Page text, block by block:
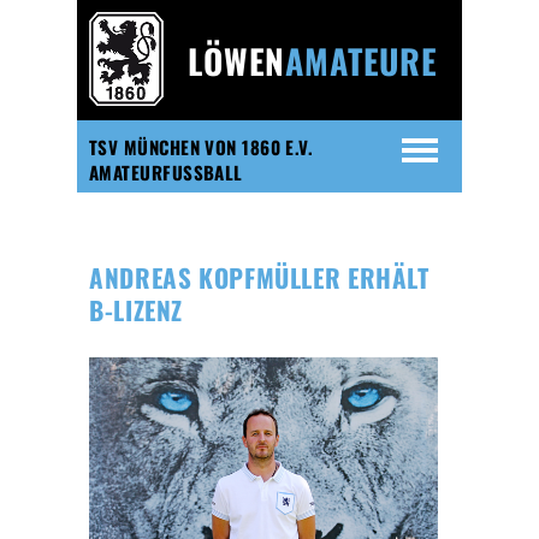
TSV MÜNCHEN VON 1860 E.V.
AMATEURFUSSBALL
LÖWENAMATEURE
ANDREAS KOPFMÜLLER ERHÄLT
B-LIZENZ